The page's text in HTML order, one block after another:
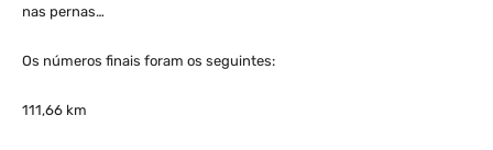
nas pernas…
Os números finais foram os seguintes:
111,66 km